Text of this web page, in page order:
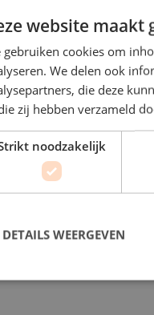
huis
vaak een huismuis. Dit
klinkt alsof ze op het
hun nest vaak van
grond liggen of open
website maakt
gebruiken cookies om
We delen ook
die deze
zij hebben verzameld
noodzakelijk
DETAILS WEERGEVEN